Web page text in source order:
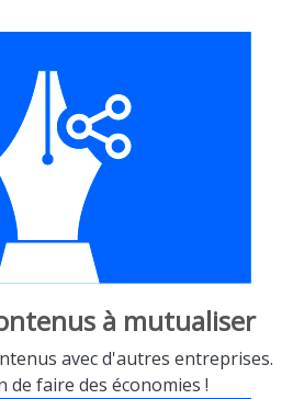
à mutualiser
avec d'autres entreprises.
de faire des économies !